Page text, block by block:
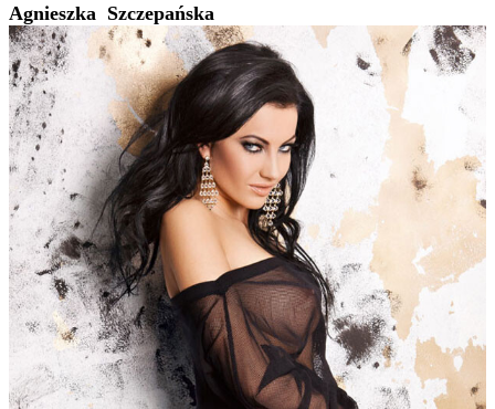
Agnieszka Szczepańska